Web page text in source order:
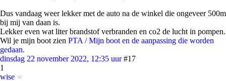
Dus vandaag weer lekker met de auto na de winkel die ongeveer 500m
bij mij van daan is.
Lekker even wat liter brandstof verbranden en co2 de lucht in pompen.
Wil je mijn boot zien PTA / Mijn boot en de aanpassing die worden
gedaan.
dinsdag 22 november 2022, 12:35 uur #17
1
wise